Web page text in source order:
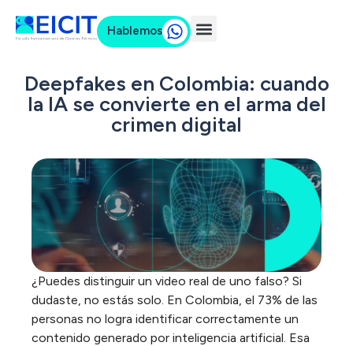
Hablemos
Deepfakes en Colombia: cuando
la IA se convierte en el arma del
crimen digital
¿Puedes distinguir un video real de uno falso? Si
dudaste, no estás solo. En Colombia, el 73% de las
personas no logra identificar correctamente un
contenido generado por inteligencia artificial . Esa